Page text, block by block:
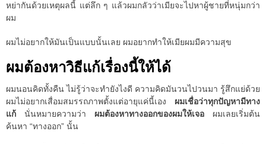
หย่ากันด้วยเหตุผลนี้ แต่ลึก ๆ แล้วผมกลัวว่าเมียจะไปหาผู้ชายที่หนุ่มกว่า
ผม
ผมไม่อยากให้มันเป็นแบบนั้นเลย ผมอยากทำให้เมียผมมีความสุข
ผมต้องหาวิธีแก้เรื่องนี้ให้ได้
ผมนอนคิดทั้งคืน ไม่รู้ว่าจะทำยังไงดี ความคิดมันวนไปวนมา รู้สึกแย่ด้วย
ผมไม่อยากเสื่อมสมรรถภาพตั้งแต่อายุแค่นี้เอง ผมเชื่อว่าทุกปัญหามีทาง
แก้ นั่นหมายความว่า ผมต้องหาทางออกของผมให้เจอ ผมเลยเริ่มต้น
ค้นหา “ทางออก” นั้น